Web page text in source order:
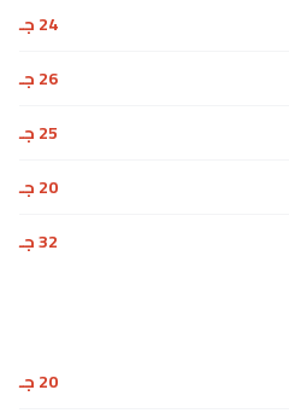
24 جـ
26 جـ
25 جـ
20 جـ
32 جـ
20 جـ